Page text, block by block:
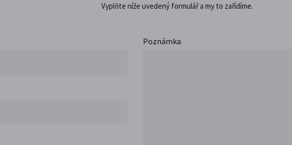
Vyplňte níže uvedený formulář a my to zařídíme.
Poznámka